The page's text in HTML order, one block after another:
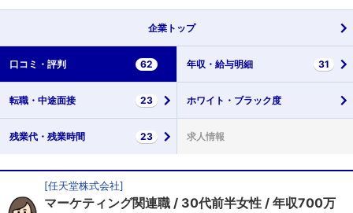
企業 トップ
口コミ・ 評判 62 年収・ 給与明細 31
転職・ 中途面接 23 ホワイト・ ブラック度
残業代・ 残業時間 23 求人情報
[任天堂株式会社]
マーケティング関連職 30代前半女性
年収700万